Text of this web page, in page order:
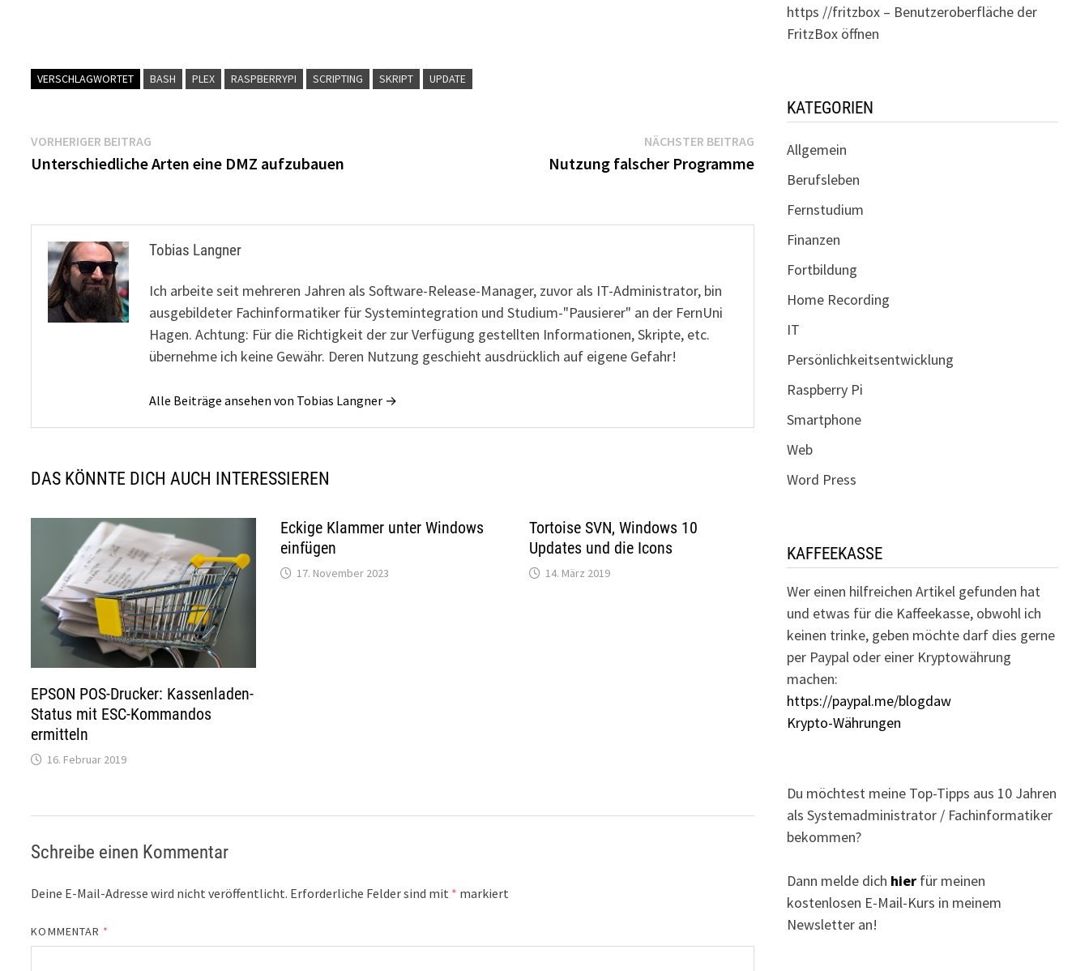
VERSCHLAGWORTET BASH PLEX RASPBERRYPI SCRIPTING SKRIPT UPDATE
Beitragsnavigation
VORHERIGER BEITRAG
Beitrag:
Unterschiedliche Arten eine DMZ aufzubauen
NÄCHSTER BEITRAGNächster
Beitrag:
Nutzung falscher Programme
Tobias Langner
Ich arbeite seit mehreren Jahren als Software-Release-Manager, zuvor als IT-Administrator, bin
ausgebildeter Fachinformatiker für Systemintegration und Studium-"Pausierer" an der FernUni
Hagen. Achtung: Für die Richtigkeit der zur Verfügung gestellten Informationen, Skripte, etc.
übernehme ich keine Gewähr. Deren Nutzung geschieht ausdrücklich auf eigene Gefahr!
Alle Beiträge ansehen von Tobias Langner →
DAS KÖNNTE DICH AUCH INTERESSIEREN
EPSON POS-Drucker: Kassenladen-
Status mit ESC-Kommandos
ermitteln
16. Februar 2019
Eckige Klammer unter Windows
einfügen
17. November 2023
Tortoise SVN, Windows 10
Updates und die Icons
14. März 2019
Schreibe einen Kommentar
Deine E-Mail-Adresse wird nicht veröffentlicht. Erforderliche Felder sind mit * markiert
KOMMENTAR *
https //fritzbox – Benutzeroberfläche der
FritzBox öffnen
KATEGORIEN
Allgemein
Berufsleben
Fernstudium
Finanzen
Fortbildung
Home Recording
IT
Persönlichkeitsentwicklung
Raspberry Pi
Smartphone
Web
Word Press
KAFFEEKASSE
Wer einen hilfreichen Artikel gefunden hat
und etwas für die Kaffeekasse, obwohl ich
keinen trinke, geben möchte darf dies gerne
per Paypal oder einer Kryptowährung
machen:
https://paypal.me/blogdaw
Krypto-Währungen
Du möchtest meine Top-Tipps aus 10 Jahren
als Systemadministrator / Fachinformatiker
bekommen?
Dann melde dich hierfür meinen
kostenlosen E-Mail-Kurs in meinem
Newsletter an!